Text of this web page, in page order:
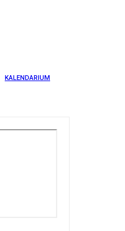
KALENDARIUM